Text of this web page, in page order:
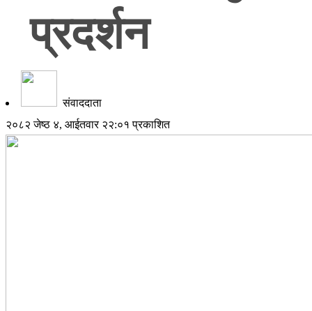
प्रदर्शन
संवाददाता
२०८२ जेष्ठ ४, आईतवार २२:०१ प्रकाशित